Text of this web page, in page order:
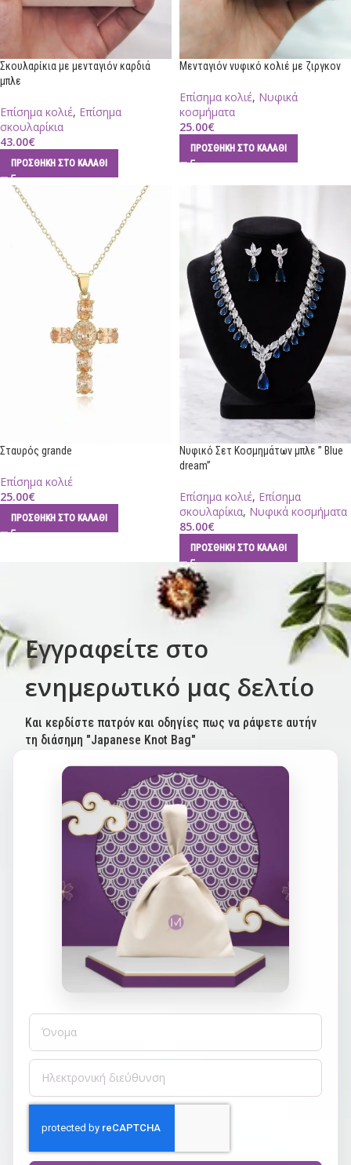
Σκουλαρίκια με μενταγιόν καρδιά
μπλε
Επίσημα κολιέ, Επίσημα
σκουλαρίκια
43.00€
ΠΡΟΣΘΉΚΗ ΣΤΟ ΚΑΛΆΘΙ
Μενταγιόν νυφικό κολιέ με ζιργκον
Επίσημα κολιέ, Νυφικά
κοσμήματα
25.00€
ΠΡΟΣΘΉΚΗ ΣΤΟ ΚΑΛΆΘΙ
Σταυρός grande
Επίσημα κολιέ
25.00€
ΠΡΟΣΘΉΚΗ ΣΤΟ ΚΑΛΆΘΙ
Νυφικό Σετ Κοσμημάτων μπλε ” Blue
dream”
Επίσημα κολιέ, Επίσημα
σκουλαρίκια, Νυφικά κοσμήματα
85.00€
ΠΡΟΣΘΉΚΗ ΣΤΟ ΚΑΛΆΘΙ
Εγγραφείτε στο
ενημερωτικό μας δελτίο
Και κερδίστε πατρόν και οδηγίες πως να ράψετε αυτήν
τη διάσημη "Japanese Knot Bag"